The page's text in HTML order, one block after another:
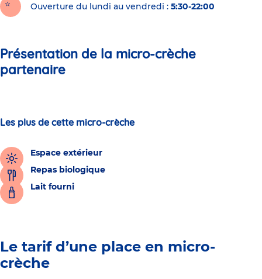
Ouverture du lundi au vendredi : 5:30-22:00
Présentation de la micro-crèche
partenaire
Les plus de cette micro-crèche
Espace extérieur
Repas biologique
Lait fourni
Le tarif d’une place en micro-
crèche